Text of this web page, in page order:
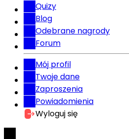
Quizy
Blog
Odebrane nagrody
Forum
Mój profil
Twoje dane
Zaproszenia
Powiadomienia
Wyloguj się